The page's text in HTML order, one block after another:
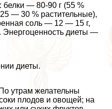
: белки — 80-90 г (55 %
— 30 % растительные),
соль — 12 — 15 г,
Энергоценность диеты —
диеты.
утрам желательны
плодов и овощей; на